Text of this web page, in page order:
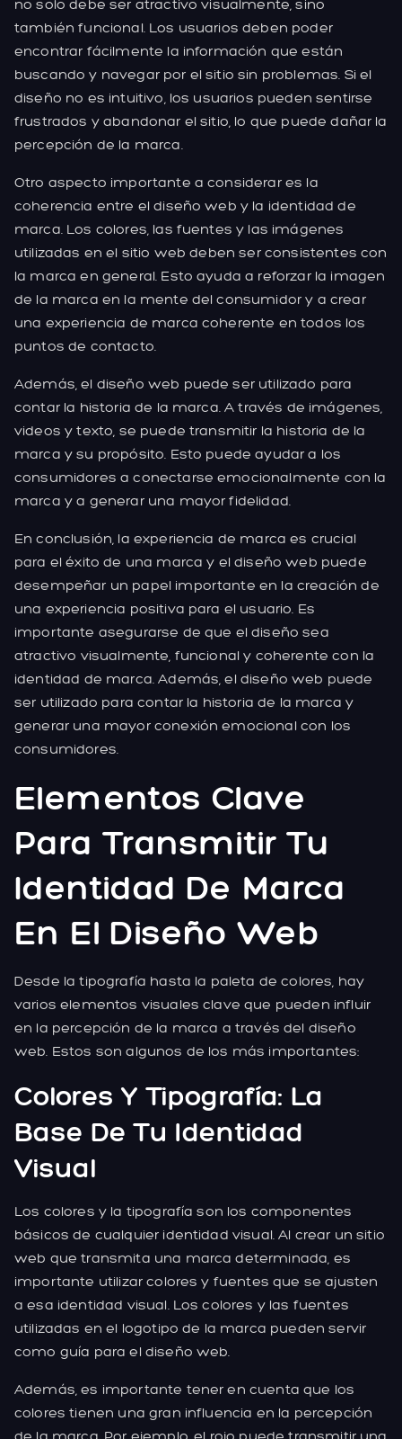
no solo debe ser atractivo visualmente, sino
también funcional. Los usuarios deben poder
encontrar fácilmente la información que están
buscando y navegar por el sitio sin problemas. Si el
diseño no es intuitivo, los usuarios pueden sentirse
frustrados y abandonar el sitio, lo que puede dañar la
percepción de la marca.
Otro aspecto importante a considerar es la
coherencia entre el diseño web y la identidad de
marca. Los colores, las fuentes y las imágenes
utilizadas en el sitio web deben ser consistentes con
la marca en general. Esto ayuda a reforzar la imagen
de la marca en la mente del consumidor y a crear
una experiencia de marca coherente en todos los
puntos de contacto.
Además, el diseño web puede ser utilizado para
contar la historia de la marca. A través de imágenes,
videos y texto, se puede transmitir la historia de la
marca y su propósito. Esto puede ayudar a los
consumidores a conectarse emocionalmente con la
marca y a generar una mayor fidelidad.
En conclusión, la experiencia de marca es crucial
para el éxito de una marca y el diseño web puede
desempeñar un papel importante en la creación de
una experiencia positiva para el usuario. Es
importante asegurarse de que el diseño sea
atractivo visualmente, funcional y coherente con la
identidad de marca. Además, el diseño web puede
ser utilizado para contar la historia de la marca y
generar una mayor conexión emocional con los
consumidores.
Elementos Clave
Para Transmitir Tu
Identidad De Marca
En El Diseño Web
Desde la tipografía hasta la paleta de colores, hay
varios elementos visuales clave que pueden influir
en la percepción de la marca a través del diseño
web. Estos son algunos de los más importantes:
Colores Y Tipografía: La
Base De Tu Identidad
Visual
Los colores y la tipografía son los componentes
básicos de cualquier identidad visual. Al crear un sitio
web que transmita una marca determinada, es
importante utilizar colores y fuentes que se ajusten
a esa identidad visual. Los colores y las fuentes
utilizadas en el logotipo de la marca pueden servir
como guía para el diseño web.
Además, es importante tener en cuenta que los
colores tienen una gran influencia en la percepción